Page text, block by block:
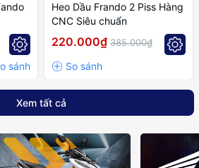
Heo Dầu Frando 2 Piss Hàng
CNC Siêu chuẩn
220.000₫ 385.000₫
Xem tất cả